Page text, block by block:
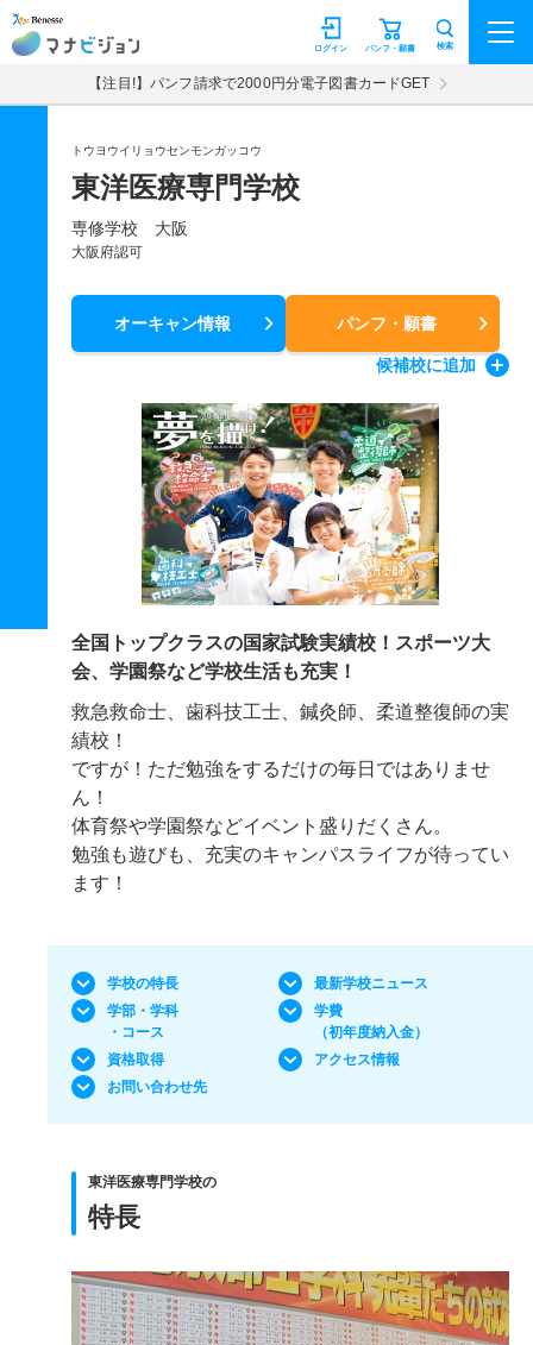
マナビジョン パンフ・願書
ログイン 検索
【注目!】パンフ請求で2000円分電子図書カードGET
トウヨウイリョウセンモンガッコウ
東洋医療専門学校
専修学校 大阪
大阪府認可
オーキャン情報 パンフ・願書
候補校に追加
全国トップクラスの国家試験実績校！スポーツ大
会、学園祭など学校生活も充実！
救急救命士、歯科技工士、鍼灸師、柔道整復師の実
績校！
ですが！ただ勉強をするだけの毎日ではありませ
ん！
体育祭や学園祭などイベント盛りだくさん。
勉強も遊びも、充実のキャンパスライフが待ってい
ます！
学校の特長
最新学校ニュース
学部・学科
・コース
学費
（初年度納入金）
資格取得
アクセス情報
お問い合わせ先
東洋医療専門学校の
特長